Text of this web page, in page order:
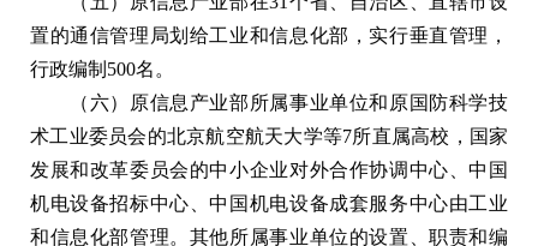
置的通信管理局划给工业和信息化部，实行垂直管理，
行政编制500名。
（六）原信息产业部所属事业单位和原国防科学技
术工业委员会的北京航空航天大学等7所直属高校，国家
发展和改革委员会的中小企业对外合作协调中心、中国
机电设备招标中心、中国机电设备成套服务中心由工业
和信息化部管理。其他所属事业单位的设置、职责和编